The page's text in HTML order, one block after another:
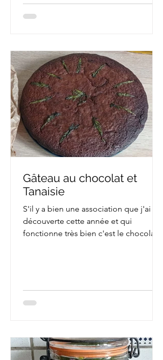
Gâteau au chocolat et
Tanaisie
S'il y a bien une association que j'ai
découverte cette année et qui
fonctionne très bien c'est le chocolat